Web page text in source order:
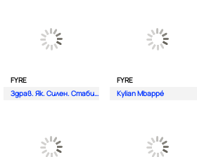
FYRE
Здрав. Як. Силен. Стабилен.
FYRE
Kylian Mbappé